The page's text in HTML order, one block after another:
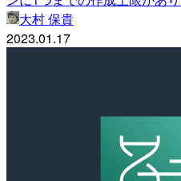
大村 保貴
2023.01.17